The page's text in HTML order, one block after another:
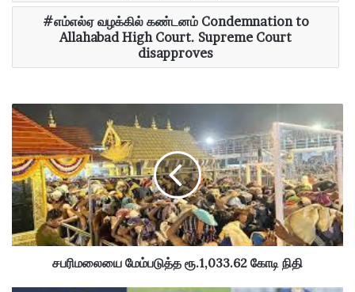
எம்எல்ஏ வழக்கில் கண்டனம் Condemnation to
Allahabad High Court. Supreme Court
disapproves
ச
ப
ரி
ம
லை
யை
மே
ப
சபரிமலையை மேம்படுத்த ரூ.1,033.62 கோடி நிதி